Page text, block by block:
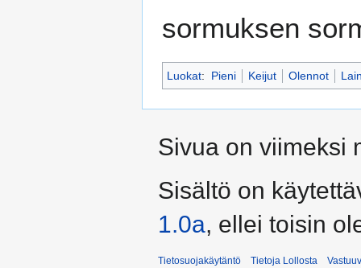
sormuksen
Luokat: Pieni Keijut Olennot
Sivua on viimeksi
Sisältö on
1.0a, ellei toisin
Tietosuojakäytäntö Tietoja Lollosta